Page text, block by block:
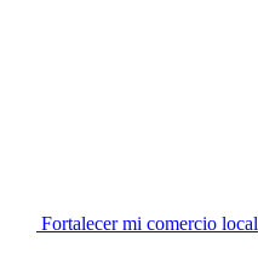
Fortalecer mi comercio local